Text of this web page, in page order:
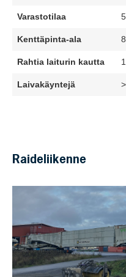
Varastotilaa
Kenttäpinta-ala
Rahtia laiturin kautta
Laivakäyntejä
Raideliikenne